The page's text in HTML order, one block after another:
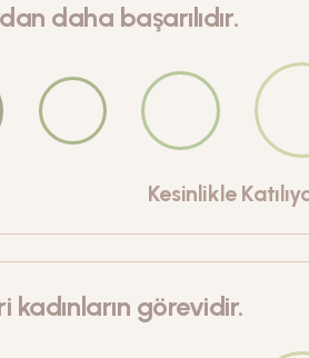
daha başarılıdır.
Kesinlikle
kadınların görevidir.